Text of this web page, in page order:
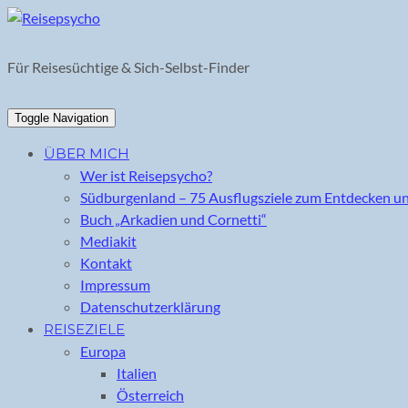
Skip
content
Für Reisesüchtige & Sich-Selbst-Finder
Toggle Navigation
ÜBER MICH
Wer ist Reisepsycho?
Südburgenland – 75 Ausflugsziele zum Entdecken
Buch „Arkadien und Cornetti“
Mediakit
Kontakt
Impressum
Datenschutzerklärung
REISEZIELE
Europa
Italien
Österreich